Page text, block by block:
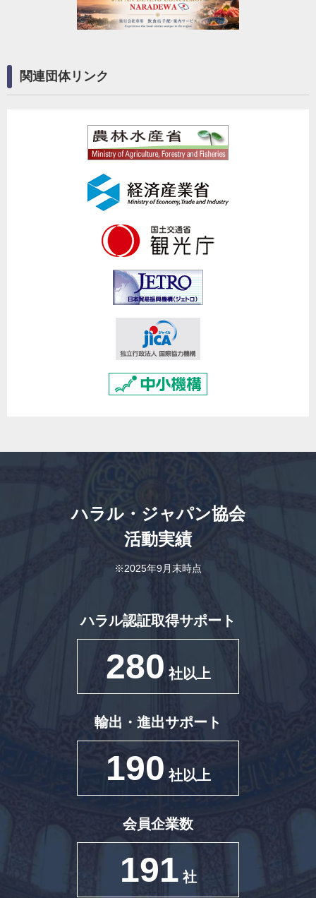
関連団体リンク
ハラル・ジャパン協会
活動実績
※2025年9月末時点
ハラル認証取得サポート
280 社以上
輸出・進出サポート
190 社以上
会員企業数
191 社